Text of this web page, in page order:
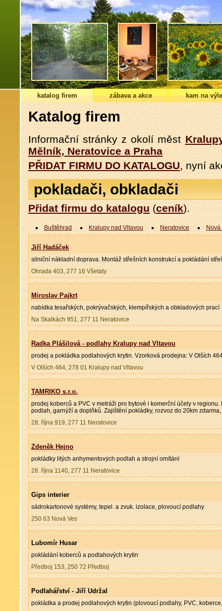
katalog firem zábava a akce kam na
Katalog firem
Informační stránky z okolí měst
Mělník, Neratovice a Praha
PŘIDAT FIRMU DO KATALOGU, nyní
pokladači, obkladači
Přidat firmu do katalogu (ceník).
Buštěhrad Kralupy nad Vltavou Neratovice Nová
Jiří Hadáček
silniční nákladní doprava. Montáž střešních konstrukcí a pokládání
Ohrada 403, 277 16 Všetaty
Miroslav Pajkrt
nabídka tesařských, pokrývačských, klempířských a obkladových prací
Na Skalkách 951, 277 11 Neratovice
Radka Plášilová - podlahy Kralupy nad Vltavou
prodej a pokládka podlahových krytin. Vzorková prodejna: V Olších
V Olších 464, 278 01 Kralupy nad Vltavou
TAMRIKO s.r.o.
prodej koberců a PVC v metráži pro bytové i komerční účely v
podlah, garnýží a doplňků. Zajištění pokládky, rozvoz do 20km
28. října 919, 277 11 Neratovice
Zdeněk Hejno
pokládky litých anhymentových podlah a strojní omítání
28. října 1140, 277 11 Neratovice
Gips interier
sádrokartonové systémy, tepel. a zvuk. izolace, plovoucí podlahy
250 63 Nová Ves
Lubomír Husar
pokládání koberců a podlahových krytin
Předboj 153, 250 72 Předboj
Podlahářství - Jiří Udržal
pokládka a prodej podlahových krytin (plovoucí podlahy, PVC,